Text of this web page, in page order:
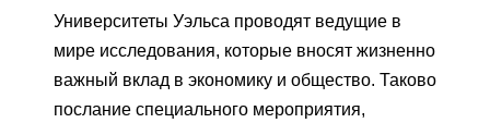
Университеты Уэльса проводят ведущие в
мире исследования, которые вносят жизненно
важный вклад в экономику и общество. Таково
послание специального мероприятия,